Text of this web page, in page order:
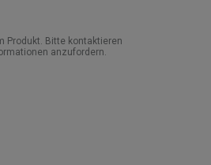
Produkt. Bitte kontaktieren
anzufordern.